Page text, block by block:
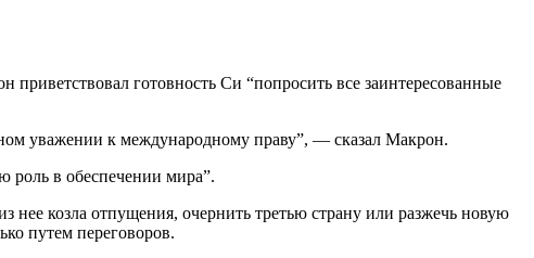
готовность Си “попросить все заинтересованные
уважении к международному праву”, — сказал Макрон.
роль в обеспечении мира”.
нее козла отпущения, очернить третью страну или разжечь новую
путем переговоров.